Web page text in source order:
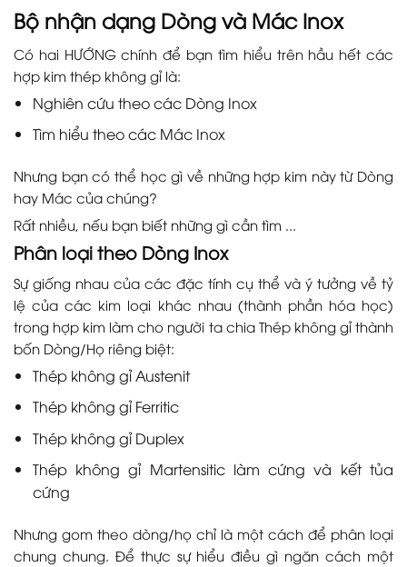
Bộ nhận dạng Dòng và Mác Inox
Có hai HƯỚNG chính để bạn tìm hiểu trên hầu hết các
hợp kim thép không gỉ là:
Nghiên cứu theo các Dòng Inox
Tìm hiểu theo các Mác Inox
Nhưng bạn có thể học gì về những hợp kim này từ Dòng
hay Mác của chúng?
Rất nhiều, nếu bạn biết những gì cần tìm ...
Phân loại theo Dòng Inox
Sự giống nhau của các đặc tính cụ thể và ý tưởng về tỷ
lệ của các kim loại khác nhau (thành phần hóa học)
trong hợp kim làm cho người ta chia Thép không gỉ thành
bốn Dòng/Họ riêng biệt:
Thép không gỉ Austenit
Thép không gỉ Ferritic
Thép không gỉ Duplex
Thép không gỉ Martensitic làm cứng và kết tủa
cứng
Nhưng gom theo dòng/họ chỉ là một cách để phân loại
chung chung. Để thực sự hiểu điều gì ngăn cách một